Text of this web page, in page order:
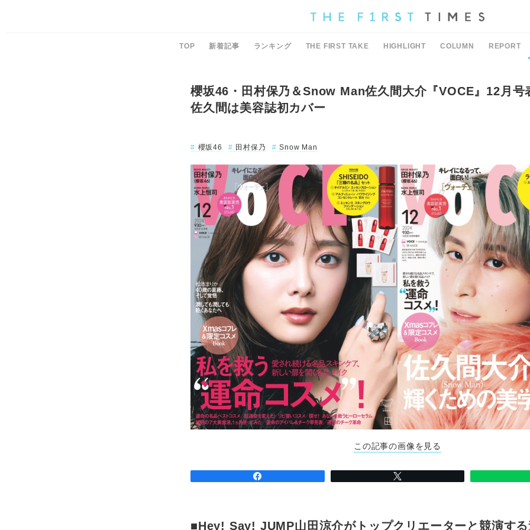
TOP 新着記事 ランキング THE FIRST TAKE HIGHLIGHT COLUMN REPORT
櫻坂46・田村保乃＆Snow Man佐久間大介『VOCE』12月号
佐久間は美容誌初カバー
櫻坂46 田村保乃 Snow Man
この記事の画像を見る
■Hey! Say! JUMP山田涼介がトップクリエーターと競演す